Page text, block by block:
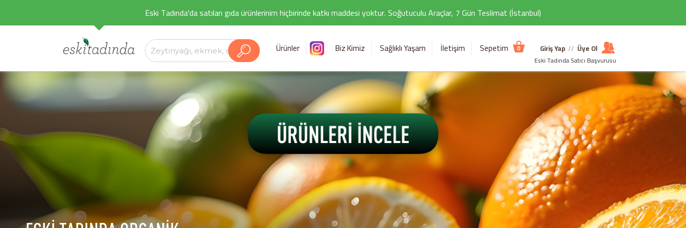
Eski Tadında'da satılan gıda ürünlerinim hiçbirinde katkı maddesi yoktur. Soğutuculu Araçlar, 7 Gün Teslimat (İstanbul)
Ürünler Biz Kimiz Sağlıklı Yaşam İletişim Sepetim 0 Giriş Yap // Üye Ol
Eski Tadında Satıcı Başvurusu